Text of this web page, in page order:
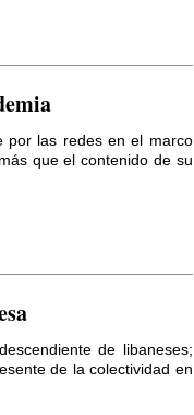
por las redes en el marco
que el contenido de su
de libaneses;
de la colectividad en